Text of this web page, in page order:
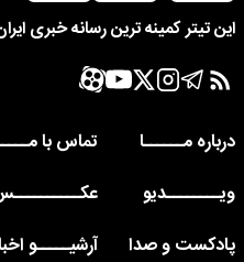
این تیتر کمینه ترین رسانه خبری
درباره مــــــا
تماس با
ویــــــــدیو
پادکست و صدا
آرشیـــــو